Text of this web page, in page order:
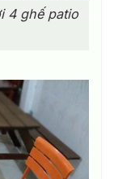
4 ghế patio